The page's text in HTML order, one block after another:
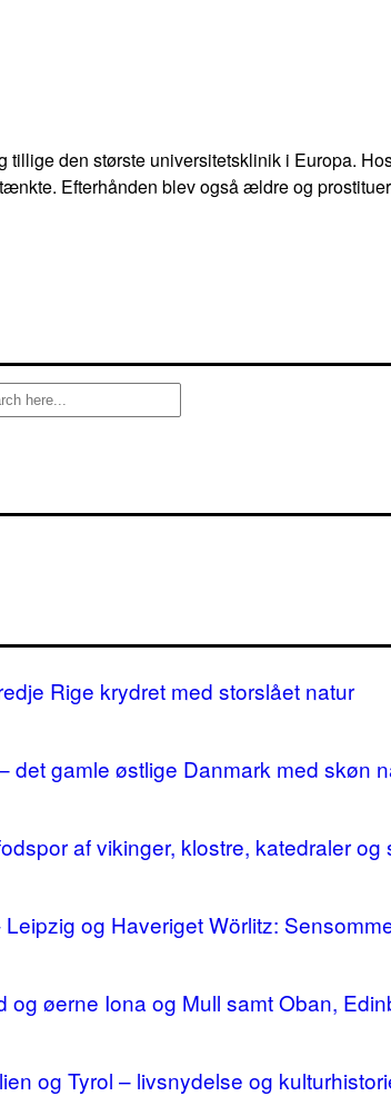
den største universitetsklinik i Europa.
Efterhånden blev også ældre og
Rige krydret med storslået natur
det gamle østlige Danmark med skøn
af vikinger, klostre, katedraler
og Haveriget Wörlitz:
og øerne Iona og Mull samt Oban,
og Tyrol – livsnydelse og